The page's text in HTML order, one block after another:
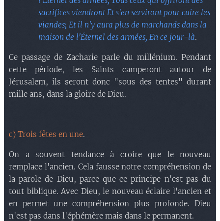
sacrifices viendront Et s'en serviront pour cuire les
viandes; Et il n'y aura plus de marchands dans la
maison de l'Éternel des armées, En ce jour-là.
Ce passage de Zacharie parle du millénium. Pendant
cette période, les Saints camperont autour de
Jérusalem, ils seront donc "sous des tentes" durant
mille ans, dans la gloire de Dieu.
c) Trois fêtes en une.
On a souvent tendance à croire que le nouveau
remplace l'ancien. Cela fausse notre compréhension de
la parole de Dieu, parce que ce principe n'est pas du
tout biblique. Avec Dieu, le nouveau éclaire l'ancien et
en permet une compréhension plus profonde. Dieu
n'est pas dans l'éphémère mais dans le permanent.